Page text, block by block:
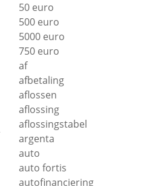
50 euro
500 euro
5000 euro
750 euro
af
afbetaling
aflossen
aflossing
aflossingstabel
argenta
auto
auto fortis
autofinanciering